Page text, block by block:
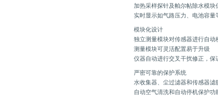
加热采样探针及帕尔帖除水模
实时显示如气路压力、电池容量
模块化设计
独立测量模块对传感器进行自动
测量模块可灵活配置易于升级
仪器自动进行交叉干扰修正，
严密可靠的保护系统
水收集器、尘过滤器和传感器滤
自动空气清洗和自动停机保护